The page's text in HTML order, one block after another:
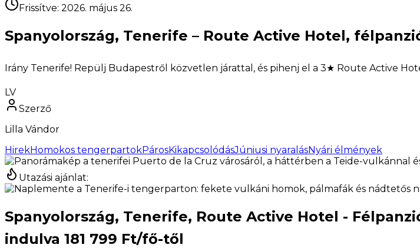
Frissítve: 2026. május 26.
Spanyolország, Tenerife – Route Active Hotel,
Irány Tenerife! Repülj Budapestről közvetlen járattal, és pihenj el a 3★ Route Active
LV
Szerző
Lilla Vándor
HirekHomokos tengerpartokPárosKikapcsolódásJúniusi nyaralásNyári élmények
Utazási ajánlat:
Spanyolország, Tenerife, Route Active Hotel -
indulva 181 799 Ft/fő-től